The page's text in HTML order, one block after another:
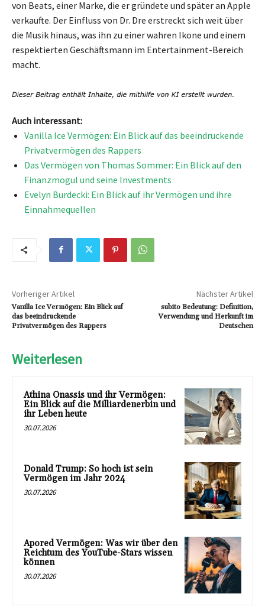
von Beats, einer Marke, die er gründete und später an Apple
verkaufte. Der Einfluss von Dr. Dre erstreckt sich weit über
die Musik hinaus, was ihn zu einer wahren Ikone und einem
respektierten Geschäftsmann im Entertainment-Bereich
macht.
Auch interessant:
Vanilla Ice Vermögen: Ein Blick auf das beeindruckende
Privatvermögen des Rappers
Das Vermögen von Thomas Sommer: Ein Blick auf den
Finanzmogul und seine Investments
Evelyn Burdecki: Ein Blick auf ihr Vermögen und ihre
Einnahmequellen
Vorheriger Artikel
Vanilla Ice Vermögen: Ein Blick auf
das beeindruckende
Privatvermögen des Rappers
Nächster Artikel
subito Bedeutung: Definition,
Verwendung und Herkunft im
Deutschen
Weiterlesen
Athina Onassis und ihr Vermögen:
Ein Blick auf die Milliardenerbin und
ihr Leben heute
30.07.2026
Donald Trump: So hoch ist sein
Vermögen im Jahr 2024
30.07.2026
Apored Vermögen: Was wir über den
Reichtum des YouTube-Stars wissen
können
30.07.2026